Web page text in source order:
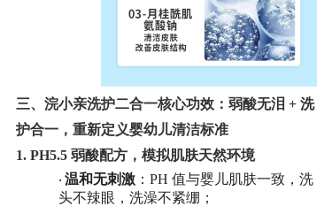
三、 浣小亲洗护二合一核心功效：弱酸无泪 + 洗
护合一，重新定义婴幼儿清洁标准
1. PH5.5 弱酸配方，模拟肌肤天然环境
· 温和无刺激： PH 值与婴儿肌肤一致，洗
头不辣眼，洗澡不紧绷；